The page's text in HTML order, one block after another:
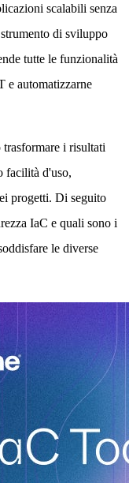
scalabili senza
di sviluppo
tutte le funzionalità
e automatizzarne
i risultati
facilità d'uso,
progetti. Di seguito
IaC e quali sono i
le diverse